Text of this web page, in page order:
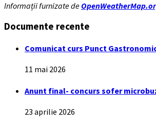
Informații furnizate de
Documente recente
Comunicat curs Punct
11 mai 2026
Anunt final- concurs sofer
23 aprilie 2026